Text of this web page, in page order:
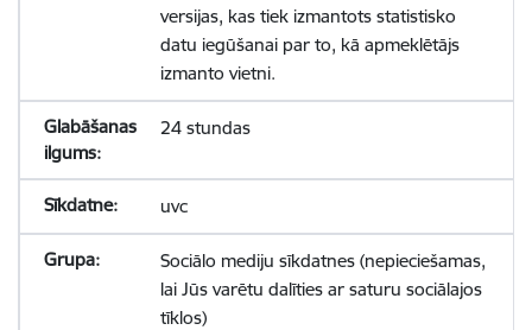
versijas, kas tiek izmantots statistisko
datu iegūšanai par to, kā apmeklētājs
izmanto vietni.
24 stundas
uvc
Sociālo mediju sīkdatnes (nepieciešamas,
lai Jūs varētu dalīties ar saturu sociālajos
tīklos)